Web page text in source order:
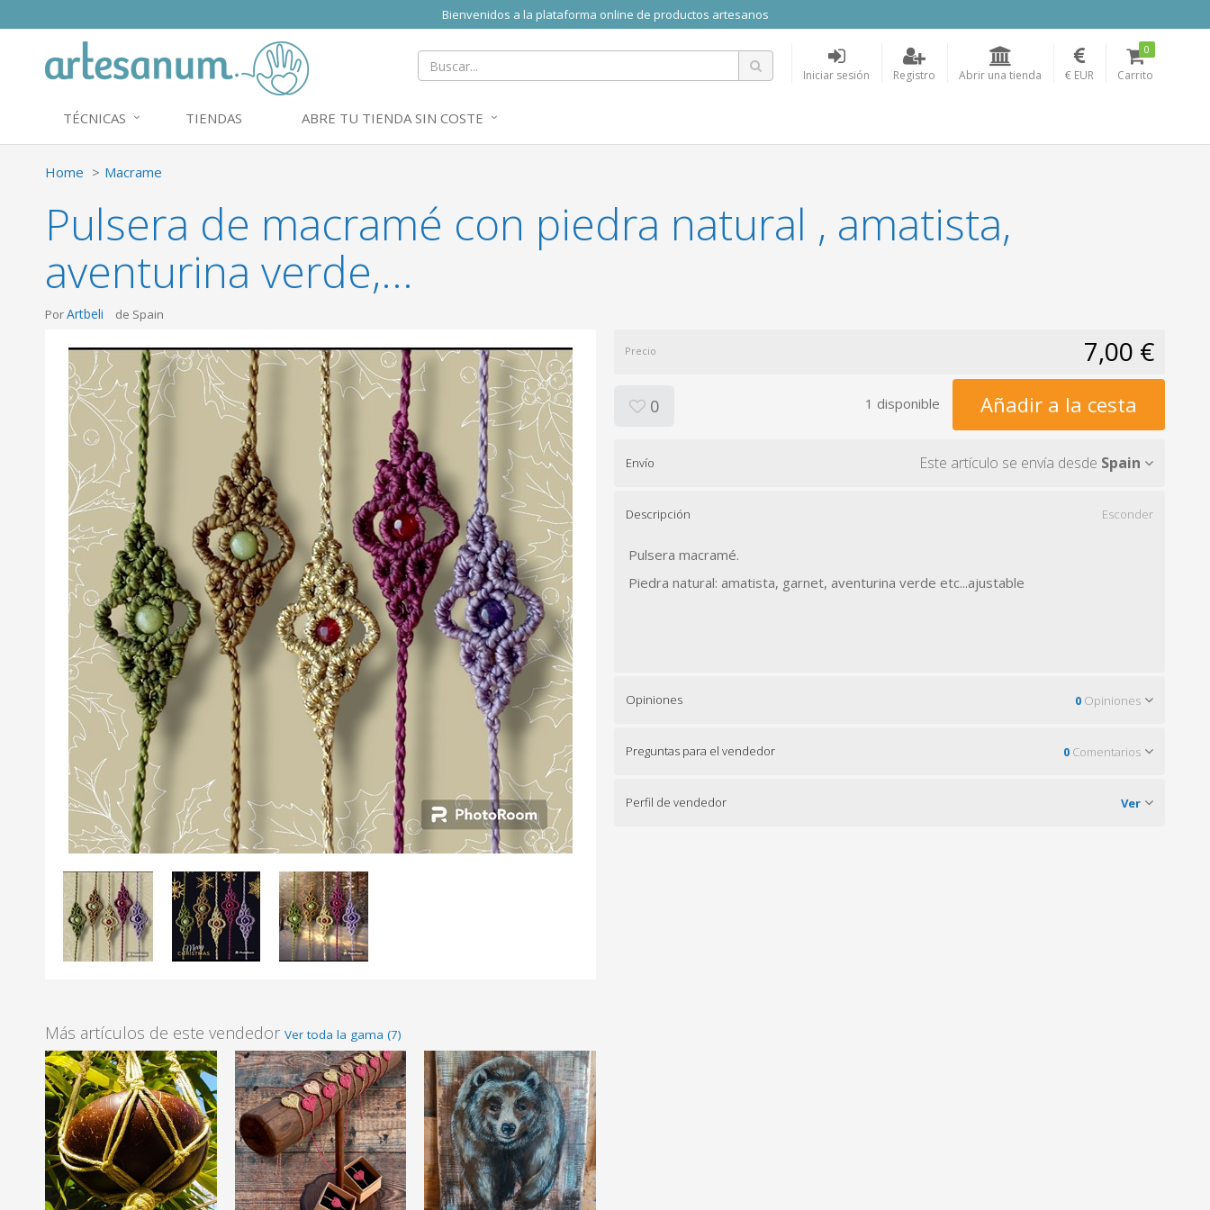
Bienvenidos a la plataforma online de productos artesanos
Iniciar sesión Registro Abrir una tienda € EUR Carrito
0
TÉCNICAS TIENDAS ABRE TU TIENDA SIN COSTE
Home Macrame
Pulsera de macramé con piedra natural , amatista,
aventurina verde,...
PorArtbeli de Spain
Más artículos de este vendedor Ver toda la gama (7)
Precio 7,00 €
0 1 disponible Añadir a la cesta
Envío Este artículo se envía desde Spain
Descripción Esconder
Pulsera macramé.
Piedra natural: amatista, garnet, aventurina verde etc...ajustable
Opiniones 0 Opiniones
Preguntas para el vendedor 0 Comentarios
Perfil de vendedor Ver